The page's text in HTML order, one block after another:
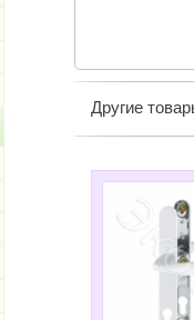
Другие